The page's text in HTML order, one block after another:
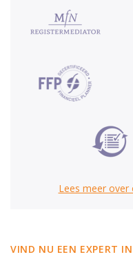
Lees meer over
VIND NU EEN EXPERT